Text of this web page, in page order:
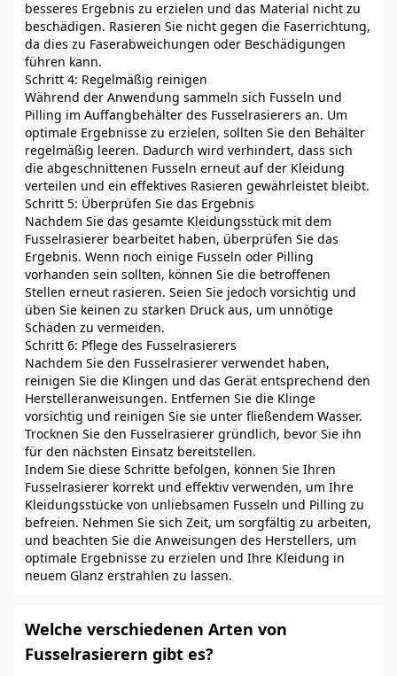
besseres Ergebnis zu erzielen und das Material nicht zu
beschädigen. Rasieren Sie nicht gegen die Faserrichtung,
da dies zu Faserabweichungen oder Beschädigungen
führen kann.
Schritt 4: Regelmäßig reinigen
Während der Anwendung sammeln sich Fusseln und
Pilling im Auffangbehälter des Fusselrasierers an. Um
optimale Ergebnisse zu erzielen, sollten Sie den Behälter
regelmäßig leeren. Dadurch wird verhindert, dass sich
die abgeschnittenen Fusseln erneut auf der Kleidung
verteilen und ein effektives Rasieren gewährleistet bleibt.
Schritt 5: Überprüfen Sie das Ergebnis
Nachdem Sie das gesamte Kleidungsstück mit dem
Fusselrasierer bearbeitet haben, überprüfen Sie das
Ergebnis. Wenn noch einige Fusseln oder Pilling
vorhanden sein sollten, können Sie die betroffenen
Stellen erneut rasieren. Seien Sie jedoch vorsichtig und
üben Sie keinen zu starken Druck aus, um unnötige
Schäden zu vermeiden.
Schritt 6: Pflege des Fusselrasierers
Nachdem Sie den Fusselrasierer verwendet haben,
reinigen Sie die Klingen und das Gerät entsprechend den
Herstelleranweisungen. Entfernen Sie die Klinge
vorsichtig und reinigen Sie sie unter fließendem Wasser.
Trocknen Sie den Fusselrasierer gründlich, bevor Sie ihn
für den nächsten Einsatz bereitstellen.
Indem Sie diese Schritte befolgen, können Sie Ihren
Fusselrasierer korrekt und effektiv verwenden, um Ihre
Kleidungsstücke von unliebsamen Fusseln und Pilling zu
befreien. Nehmen Sie sich Zeit, um sorgfältig zu arbeiten,
und beachten Sie die Anweisungen des Herstellers, um
optimale Ergebnisse zu erzielen und Ihre Kleidung in
neuem Glanz erstrahlen zu lassen.
Welche verschiedenen Arten von
Fusselrasierern gibt es?